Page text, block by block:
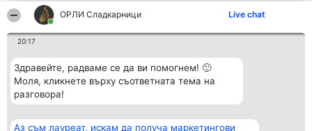
ОРЛИ Сладкарници Live chat
20:17
Здравейте, радваме се да ви помогнем! 🙂
Моля, кликнете върху съответната тема на
разговора!
Аз съм лауреат, искам да получа маркетингови
Организатор на Класация Контакти